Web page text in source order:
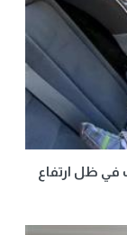
في ظل ارتفاع